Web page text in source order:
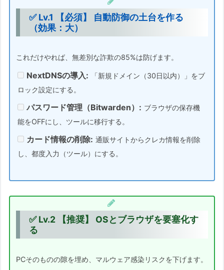
3. 「偽物には反応しない」金庫を持
つ
プと目安時間
AI－そして最後はやはり人間になること
2. なぜ今回の装備が「AI対策」にな
るのか？
2. それでも今回のツールが「AIに勝
てる」理由
3. 最大の弱点は「信頼」を利用した
「屋上屋（おくじょうおく）」を重ねない
✅ Lv.1 【必須】 自動防御の土台を作る
（効果：大）
これだけやれば、無差別な詐欺の85%は防げます。
NextDNSの導入:
「新規ドメイン（30日以内）」をブ
ロック設定にする。
パスワード管理（Bitwarden）: ブラウザの保存機
能をOFFにし、ツールに移行する。
カード情報の削除: 通販サイトからクレカ情報を削除
し、都度入力（ツール）にする。
✅ Lv.2 【推奨】 OSとブラウザを要塞化す
る
PCそのものの隙を埋め、マルウェア感染リスクを下げます。